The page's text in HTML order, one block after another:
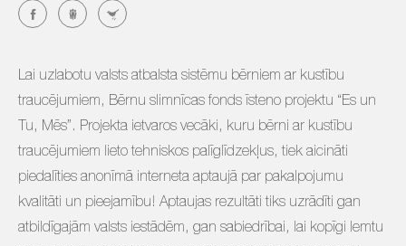
Lai uzlabotu valsts atbalsta sistēmu bērniem ar kustību
traucējumiem, Bērnu slimnīcas fonds īsteno projektu “Es un
Tu, Mēs”. Projekta ietvaros vecāki, kuru bērni ar kustību
traucējumiem lieto tehniskos palīglīdzekļus, tiek aicināti
piedalīties anonīmā interneta aptaujā par pakalpojumu
kvalitāti un pieejamību! Aptaujas rezultāti tiks uzrādīti gan
atbildīgajām valsts iestādēm, gan sabiedrībai, lai kopīgi lemtu